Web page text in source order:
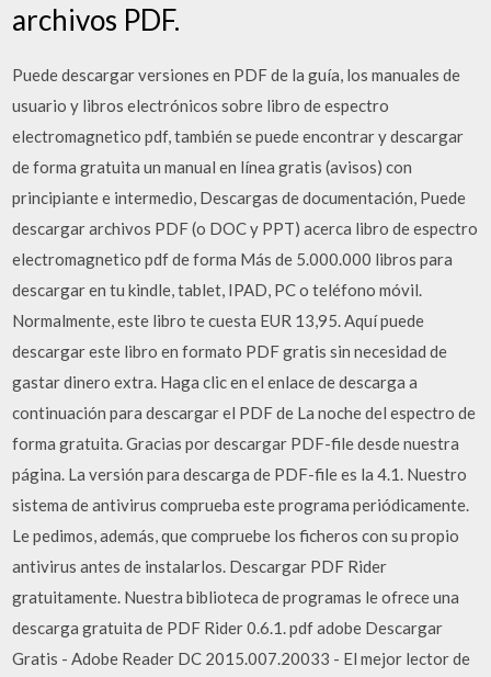
archivos PDF.
Puede descargar versiones en PDF de la guía, los manuales de
usuario y libros electrónicos sobre libro de espectro
electromagnetico pdf, también se puede encontrar y descargar
de forma gratuita un manual en línea gratis (avisos) con
principiante e intermedio, Descargas de documentación, Puede
descargar archivos PDF (o DOC y PPT) acerca libro de espectro
electromagnetico pdf de forma Más de 5.000.000 libros para
descargar en tu kindle, tablet, IPAD, PC o teléfono móvil.
Normalmente, este libro te cuesta EUR 13,95. Aquí puede
descargar este libro en formato PDF gratis sin necesidad de
gastar dinero extra. Haga clic en el enlace de descarga a
continuación para descargar el PDF de La noche del espectro de
forma gratuita. Gracias por descargar PDF-file desde nuestra
página. La versión para descarga de PDF-file es la 4.1. Nuestro
sistema de antivirus comprueba este programa periódicamente.
Le pedimos, además, que compruebe los ficheros con su propio
antivirus antes de instalarlos. Descargar PDF Rider
gratuitamente. Nuestra biblioteca de programas le ofrece una
descarga gratuita de PDF Rider 0.6.1. pdf adobe Descargar
Gratis - Adobe Reader DC 2015.007.20033 - El mejor lector de